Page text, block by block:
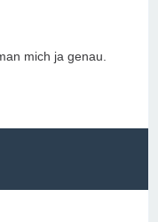
mich ja genau.